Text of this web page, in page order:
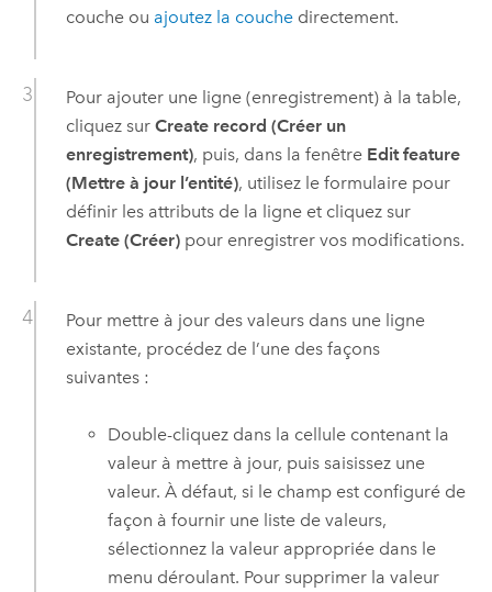
couche ou ajoutez la couchedirectement.
Pour ajouter une ligne (enregistrement) à la table,
cliquez sur Create record (Créer un
enregistrement), puis, dans la fenêtre Edit feature
(Mettre à jour l’entité), utilisez le formulaire pour
définir les attributs de la ligne et cliquez sur
Create (Créer)pour enregistrer vos modifications.
Pour mettre à jour des valeurs dans une ligne
existante, procédez de l’une des façons
suivantes :
Double-cliquez dans la cellule contenant la
valeur à mettre à jour, puis saisissez une
valeur. À défaut, si le champ est configuré de
façon à fournir une liste de valeurs,
sélectionnez la valeur appropriée dans le
menu déroulant. Pour supprimer la valeur